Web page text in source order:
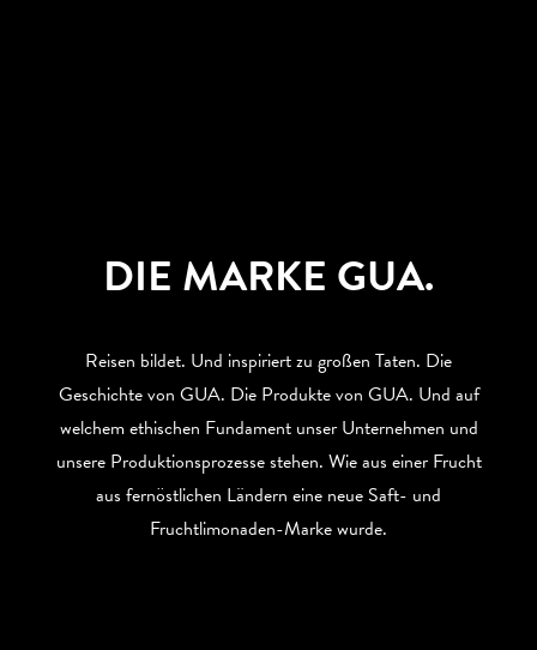
DIE MARKE GUA.
Reisen bildet. Und inspiriert zu großen Taten. Die
Geschichte von GUA. Die Produkte von GUA. Und auf
welchem ethischen Fundament unser Unternehmen und
unsere Produktionsprozesse stehen. Wie aus einer Frucht
aus fernöstlichen Ländern eine neue Saft- und
Fruchtlimonaden-Marke wurde.